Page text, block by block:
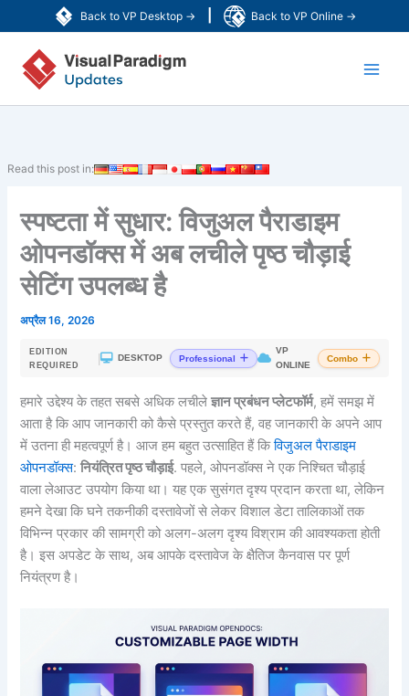
Back to VP Desktop → Back to VP Online →
to
content
Read this post in:
स्पष्टता में सुधार: विजुअल पैराडाइम
ओपनडॉक्स में अब लचीले पृष्ठ चौड़ाई
सेटिंग उपलब्ध है
अप्रैल 16, 2026
EDITION
REQUIRED
DESKTOP Professional
VP
ONLINE
Combo
हमारे उद्देश्य के तहत सबसे अधिक लचीलेज्ञान प्रबंधन प्लेटफॉर्म, हमें समझ में
आता है कि आप जानकारी को कैसे प्रस्तुत करते हैं, वह जानकारी के अपने आप
में उतना ही महत्वपूर्ण है। आज हम बहुत उत्साहित हैं किविजुअल पैराडाइम
ओपनडॉक्स:नियंत्रित पृष्ठ चौड़ाई. पहले, ओपनडॉक्स ने एक निश्चित चौड़ाई
वाला लेआउट उपयोग किया था। यह एक सुसंगत दृश्य प्रदान करता था, लेकिन
हमने देखा कि घने तकनीकी दस्तावेजों से लेकर विशाल डेटा तालिकाओं तक
विभिन्न प्रकार की सामग्री को अलग-अलग दृश्य विश्राम की आवश्यकता होती
है। इस अपडेट के साथ, अब आपके दस्तावेज के क्षैतिज कैनवास पर पूर्ण
नियंत्रण है।